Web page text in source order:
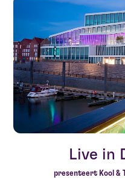
Live in
presenteert Kool &